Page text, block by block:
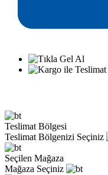
Teslimat Bölgesi
Teslimat Bölgenizi Seçiniz
Seçilen Mağaza
Mağaza Seçiniz